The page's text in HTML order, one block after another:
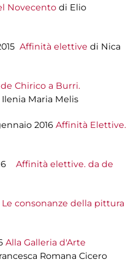
Novecento di Elio
Affinità elettive di Nica
Chirico a Burri.
Maria Melis
2016 Affinità Elettive.
Affinità elettive. da de
Le consonanze della pittura
Alla Galleria d'Arte
Romana Cicero